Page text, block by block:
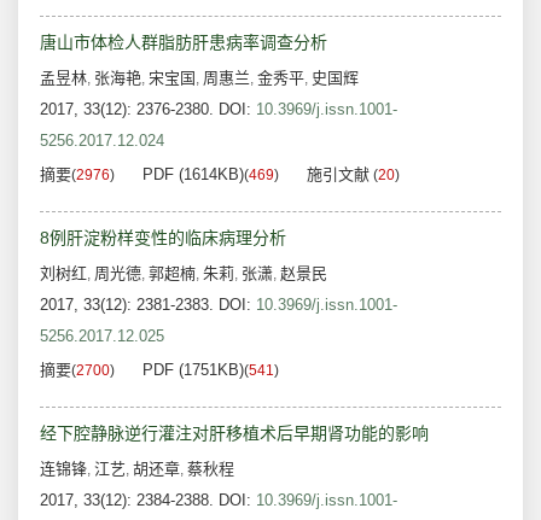
唐山市体检人群脂肪肝患病率调查分析
孟昱林, 张海艳, 宋宝国 , 周惠兰, 金秀平, 史国辉
2017, 33(12): 2376-2380. DOI: 10.3969/j.issn.1001-
5256.2017.12.024
摘要(2976) PDF (1614KB)(469) 施引文献 (20)
8例肝淀粉样变性的临床病理分析
刘树红, 周光德, 郭超楠, 朱莉, 张潇, 赵景民
2017, 33(12): 2381-2383. DOI: 10.3969/j.issn.1001-
5256.2017.12.025
摘要(2700) PDF (1751KB)(541)
经下腔静脉逆行灌注对肝移植术后早期肾功能的影响
连锦锋, 江艺, 胡还章, 蔡秋程
2017, 33(12): 2384-2388. DOI: 10.3969/j.issn.1001-